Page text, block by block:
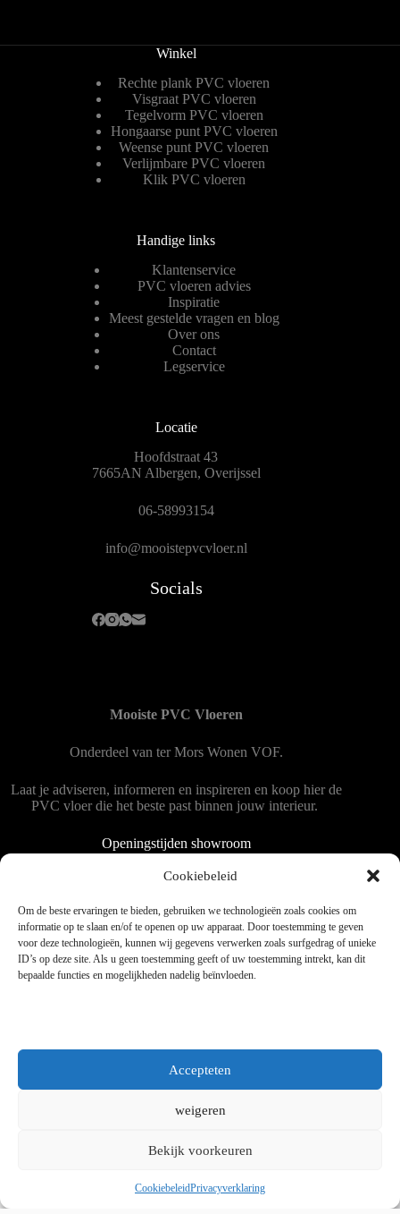
Cookiebeleid
Om de beste ervaringen te bieden, gebruiken we technologieën zoals cookies om
informatie op te slaan en/of te openen op uw apparaat. Door toestemming te geven
voor deze technologieën, kunnen wij gegevens verwerken zoals surfgedrag of unieke
ID’s op deze site. Als u geen toestemming geeft of uw toestemming intrekt, kan dit
bepaalde functies en mogelijkheden nadelig beïnvloeden.
Accepteten
weigeren
Bekijk voorkeuren
CookiebeleidPrivacyverklaring
Winkel
Rechte plank PVC vloeren
Visgraat PVC vloeren
Tegelvorm PVC vloeren
Hongaarse punt PVC vloeren
Weense punt PVC vloeren
Verlijmbare PVC vloeren
Klik PVC vloeren
Handige links
Klantenservice
PVC vloeren advies
Inspiratie
Meest gestelde vragen en blog
Over ons
Contact
Legservice
Locatie
Hoofdstraat 43
7665AN Albergen, Overijssel
06-58993154
info@mooistepvcvloer.nl
Socials
Mooiste PVC Vloeren
Onderdeel van ter Mors Wonen VOF.
Laat je adviseren, informeren en inspireren en koop hier de
PVC vloer die het beste past binnen jouw interieur.
Openingstijden showroom
Dinsdag tot en met vrijdag 9:00 - 18:00
Zaterdag 9:00 tot 15:00
Copyright © 2025 - WordPress thema door blocksy - Made by
Jim ter Mors
Kvk 06060864 / BTW 8078.50.305.B01